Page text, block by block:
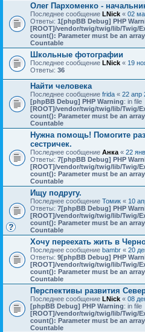
Олег Пархоменко -
Последнее сообщение LNick « 02
Ответы: 1[phpBB Debug] PHP
[ROOT]/vendor/twig/twig/lib/Twig/
count(): Parameter must be an
Countable
Школьные фотографии
Последнее сообщение LNick « 19
Ответы: 36
Найти человека
Последнее сообщение frida « 22 апр
[phpBB Debug] PHP Warning: in file
[ROOT]/vendor/twig/twig/lib/Twig/
count(): Parameter must be an
Countable
Нужна помощь! Помогите
сестричек.
Последнее сообщение Анка « 22
Ответы: 7[phpBB Debug] PHP
[ROOT]/vendor/twig/twig/lib/Twig/
count(): Parameter must be an
Countable
Ищу подругу.
Последнее сообщение Томик « 10
Ответы: 7[phpBB Debug] PHP
[ROOT]/vendor/twig/twig/lib/Twig/
count(): Parameter must be an
Countable
Хочу переехать жить в
Последнее сообщение bambr « 20
Ответы: 9[phpBB Debug] PHP
[ROOT]/vendor/twig/twig/lib/Twig/
count(): Parameter must be an
Countable
Перспективы развития
Последнее сообщение LNick « 08
[phpBB Debug] PHP Warning: in file
[ROOT]/vendor/twig/twig/lib/Twig/
count(): Parameter must be an
Countable